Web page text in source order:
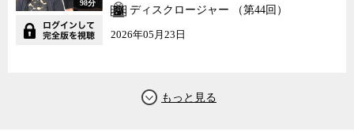
孫崎氏が指摘するように、アメリカが世界戦略の一貫として日本
に軍隊を駐留させていることは、ベトナム戦争や湾岸戦争、イラク
戦争に日本から多くの部隊が派遣されていることを見ても明らか
権力を得ようとする輩が後を絶たない。アメリカの機嫌を損なえば
権力の座から転落するなどということが、まことしやかに囁かれる
98分
ディスクロージャー （第44回）
2026年05月23日